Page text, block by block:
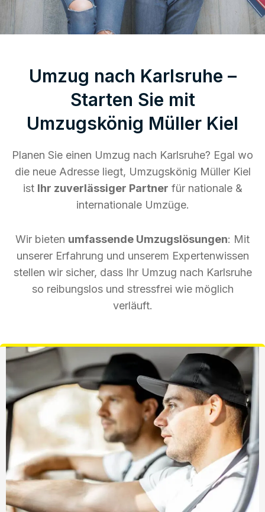
Umzug nach Karlsruhe –
Starten Sie mit
Umzugskönig Müller Kiel
Planen Sie einen Umzug nach Karlsruhe? Egal wo
die neue Adresse liegt, Umzugskönig Müller Kiel
ist Ihr zuverlässiger Partner für nationale &
internationale Umzüge.
Wir bieten umfassende Umzugslösungen: Mit
unserer Erfahrung und unserem Expertenwissen
stellen wir sicher, dass Ihr Umzug nach Karlsruhe
so reibungslos und stressfrei wie möglich
verläuft.